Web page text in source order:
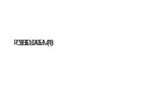
POSTES DE SOUDAGE MMA18